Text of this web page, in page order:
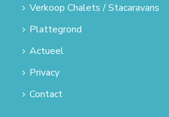
Verkoop Chalets / Stacaravans
Plattegrond
Actueel
Privacy
Contact